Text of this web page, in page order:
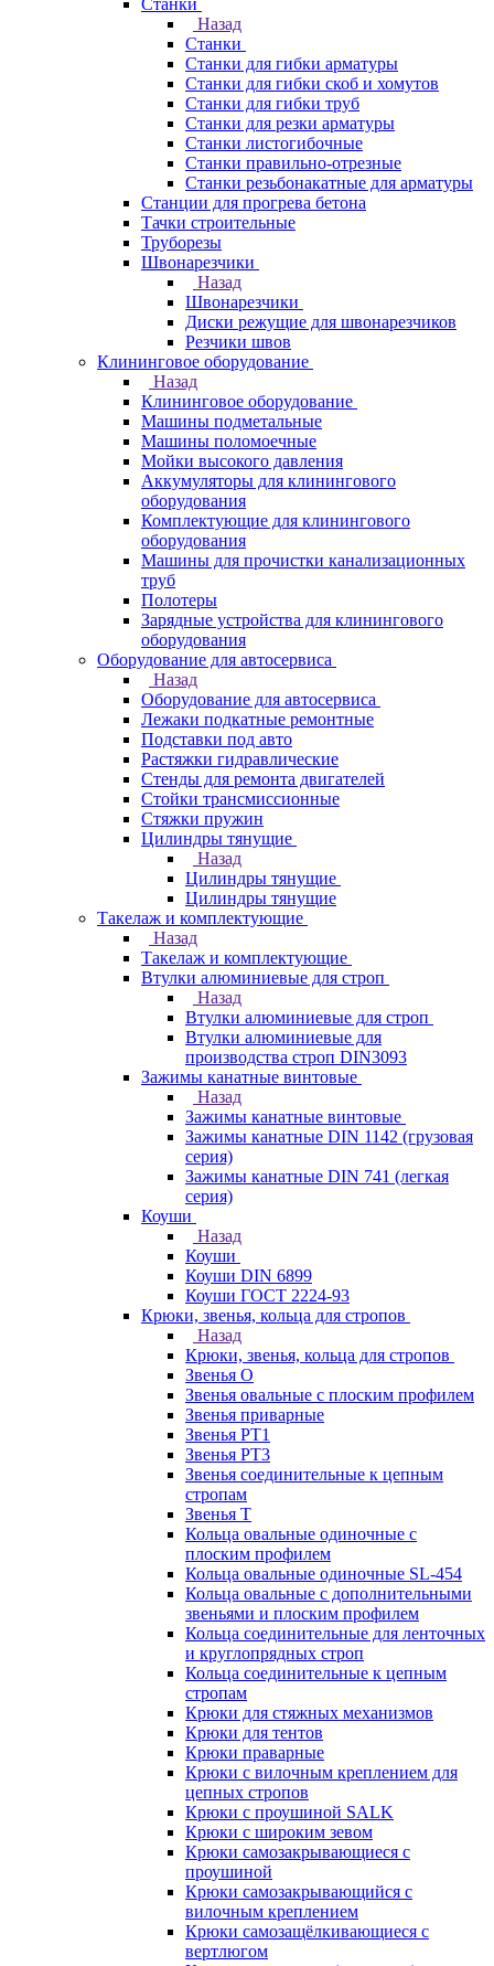
Станки
Назад
Станки
Станки для гибки арматуры
Станки для гибки скоб и хомутов
Станки для гибки труб
Станки для резки арматуры
Станки листогибочные
Станки правильно-отрезные
Станки резьбонакатные для арматуры
Станции для прогрева бетона
Тачки строительные
Труборезы
Швонарезчики
Назад
Швонарезчики
Диски режущие для швонарезчиков
Резчики швов
Клининговое оборудование
Назад
Клининговое оборудование
Машины подметальные
Машины поломоечные
Мойки высокого давления
Аккумуляторы для клинингового
оборудования
Комплектующие для клинингового
оборудования
Машины для прочистки канализационных
труб
Полотеры
Зарядные устройства для клинингового
оборудования
Оборудование для автосервиса
Назад
Оборудование для автосервиса
Лежаки подкатные ремонтные
Подставки под авто
Растяжки гидравлические
Стенды для ремонта двигателей
Стойки трансмиссионные
Стяжки пружин
Цилиндры тянущие
Назад
Цилиндры тянущие
Цилиндры тянущие
Такелаж и комплектующие
Назад
Такелаж и комплектующие
Втулки алюминиевые для строп
Назад
Втулки алюминиевые для строп
Втулки алюминиевые для
производства строп DIN3093
Зажимы канатные винтовые
Назад
Зажимы канатные винтовые
Зажимы канатные DIN 1142 (грузовая
серия)
Зажимы канатные DIN 741 (легкая
серия)
Коуши
Назад
Коуши
Коуши DIN 6899
Коуши ГОСТ 2224-93
Крюки, звенья, кольца для стропов
Назад
Крюки, звенья, кольца для стропов
Звенья О
Звенья овальные с плоским профилем
Звенья приварные
Звенья РТ1
Звенья РТ3
Звенья соединительные к цепным
стропам
Звенья Т
Кольца овальные одиночные c
плоским профилем
Кольца овальные одиночные SL-454
Кольца овальные с дополнительными
звеньями и плоским профилем
Кольца соединительные для ленточных
и круглопрядных строп
Кольца соединительные к цепным
стропам
Крюки для стяжных механизмов
Крюки для тентов
Крюки праварные
Крюки с вилочным креплением для
цепных стропов
Крюки с проушиной SALK
Крюки с широким зевом
Крюки самозакрывающиеся с
проушиной
Крюки самозакрывающийся с
вилочным креплением
Крюки самозащёлкивающиеся с
вертлюгом